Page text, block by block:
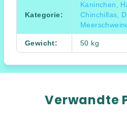
Kategorie:
Kaninchen,
Chinchillas,
Gewicht: 50 kg
Verwandte